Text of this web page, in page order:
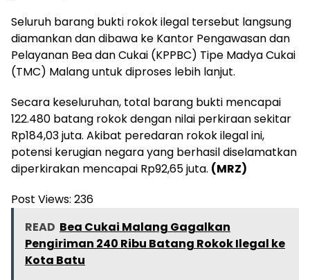
Seluruh barang bukti rokok ilegal tersebut langsung
diamankan dan dibawa ke Kantor Pengawasan dan
Pelayanan Bea dan Cukai (KPPBC) Tipe Madya Cukai
(TMC) Malang untuk diproses lebih lanjut.
Secara keseluruhan, total barang bukti mencapai
122.480 batang rokok dengan nilai perkiraan sekitar
Rp184,03 juta. Akibat peredaran rokok ilegal ini,
potensi kerugian negara yang berhasil diselamatkan
diperkirakan mencapai Rp92,65 juta. (MRZ)
Post Views: 236
READ Bea Cukai Malang Gagalkan
Pengiriman 240 Ribu Batang Rokok Ilegal ke
Kota Batu